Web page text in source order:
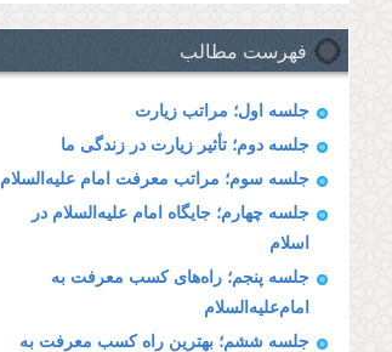
فهرست مطالب
جلسه اول؛ مراتب زیارت
جلسه دوم؛ تأثیر زیارت در زندگی ما
جلسه سوم؛ مراتب معرفت امام علیه‌السلام
جلسه چهارم؛ جایگاه امام علیه‌السلام در
اسلام
جلسه پنجم؛ راه‌های کسب معرفت به
امام‌علیه‌السلام
جلسه ششم؛ بهترین راه کسب معرفت به